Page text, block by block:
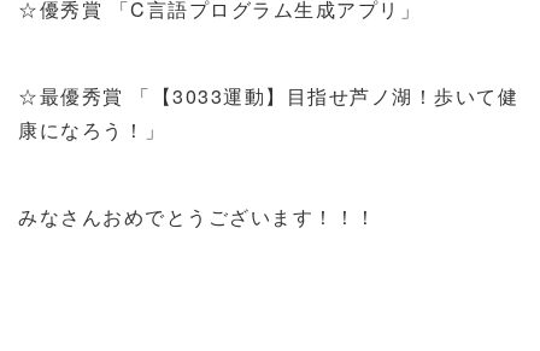
☆優秀賞 「C言語プログラム生成アプリ」
☆最優秀賞 「【3033運動】目指せ芦ノ湖！歩いて健
康になろう！」
みなさんおめでとうございます！！！